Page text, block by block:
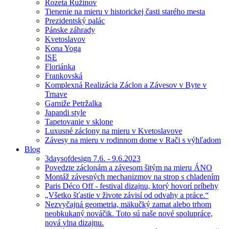
Rozeta Ružinov
Tienenie na mieru v historickej časti starého mesta
Prezidentský palác
Pánske záhrady
Kvetoslavov
Kona Yoga
ISE
Floriánka
Frankovská
Komplexná Realizácia Záclon a Závesov v Byte v
Trnave
Garniže Petržalka
Japandi style
Tapetovanie v sklone
Luxusné záclony na mieru v Kvetoslavove
Závesy na mieru v rodinnom dome v Rači s výhľadom
Blog
3daysofdesign 7.6. - 9.6.2023
Povedzte záclonám a závesom šitým na mieru ÁNO
Montáž závesných mechanizmov na strop s chladením
Paris Déco Off - festival dizajnu, ktorý hovorí príbehy
„Všetko šťastie v živote závisí od odvahy a práce.“
Nezvyčajná geometria, mäkučký zamat alebo trhom
neobkukaný nováčik. Toto sú naše nové spolupráce,
nová vlna dizajnu.